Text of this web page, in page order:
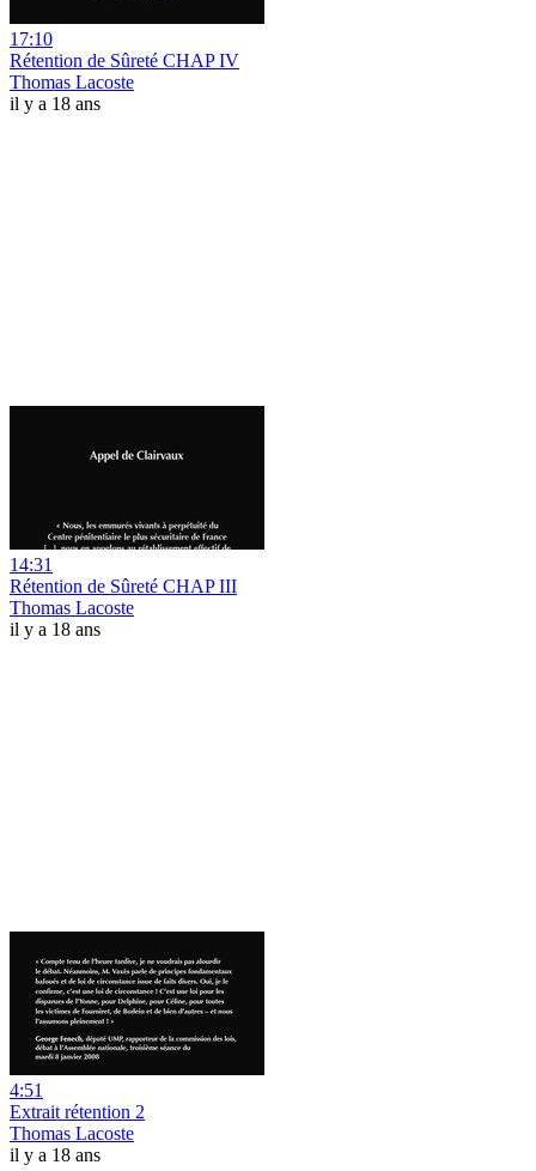
17:10
Rétention de Sûreté CHAP IV
Thomas Lacoste
il y a 18 ans
14:31
Rétention de Sûreté CHAP III
Thomas Lacoste
il y a 18 ans
4:51
Extrait rétention 2
Thomas Lacoste
il y a 18 ans